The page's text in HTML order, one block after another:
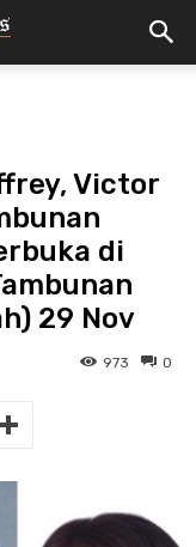
Victor
di
29 Nov
0
973